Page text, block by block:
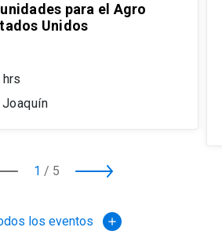
para el Agro
Unidos
hrs
Joaquín
1 / 5
los eventos add